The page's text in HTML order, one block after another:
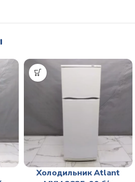
Холодильник Atlant